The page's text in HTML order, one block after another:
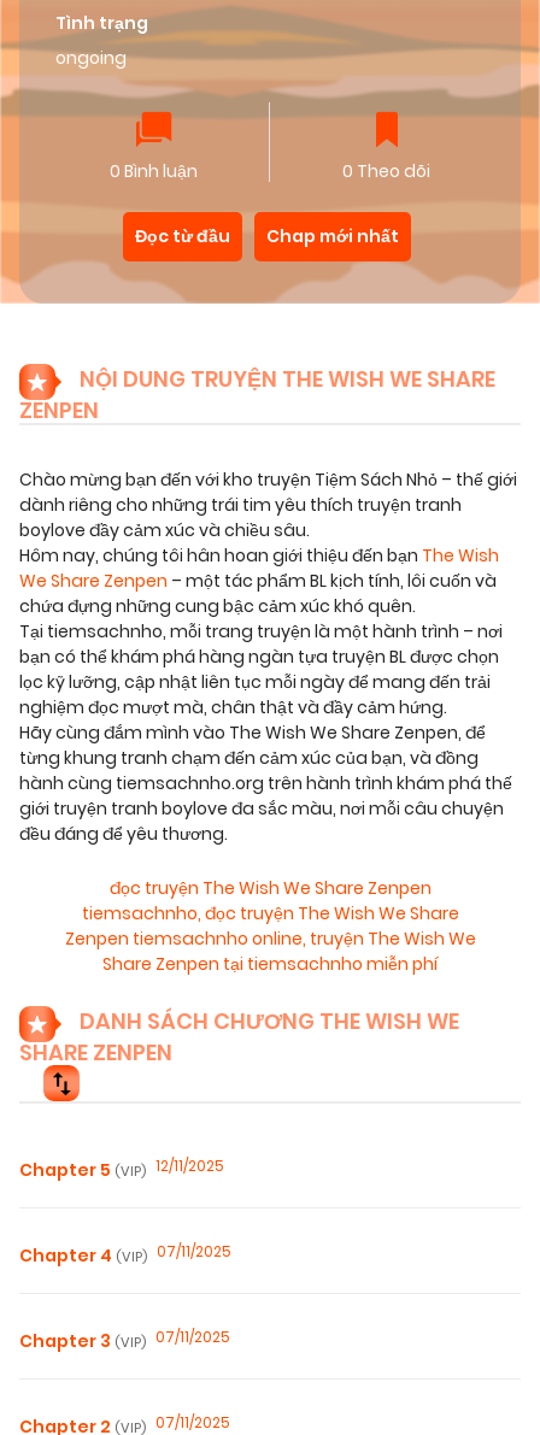
Tình trạng
ongoing
0 Bình luận 0 Theo dõi
Đọc từ đầu Chap mới nhất
NỘI DUNG TRUYỆN THE WISH WE SHARE
ZENPEN
Chào mừng bạn đến với kho truyện Tiệm Sách Nhỏ – thế giới
dành riêng cho những trái tim yêu thích truyện tranh
boylove đầy cảm xúc và chiều sâu.
Hôm nay, chúng tôi hân hoan giới thiệu đến bạn The Wish
We Share Zenpen – một tác phẩm BL kịch tính, lôi cuốn và
chứa đựng những cung bậc cảm xúc khó quên.
Tại tiemsachnho, mỗi trang truyện là một hành trình – nơi
bạn có thể khám phá hàng ngàn tựa truyện BL được chọn
lọc kỹ lưỡng, cập nhật liên tục mỗi ngày để mang đến trải
nghiệm đọc mượt mà, chân thật và đầy cảm hứng.
Hãy cùng đắm mình vào The Wish We Share Zenpen, để
từng khung tranh chạm đến cảm xúc của bạn, và đồng
hành cùng tiemsachnho.org trên hành trình khám phá thế
giới truyện tranh boylove đa sắc màu, nơi mỗi câu chuyện
đều đáng để yêu thương.
đọc truyện The Wish We Share Zenpen
tiemsachnho, đọc truyện The Wish We Share
Zenpen tiemsachnho online, truyện The Wish We
Share Zenpen tại tiemsachnho miễn phí
DANH SÁCH CHƯƠNG THE WISH WE
SHARE ZENPEN
Chapter 5 (VIP) 12/11/2025
Chapter 4 (VIP) 07/11/2025
Chapter 3 (VIP) 07/11/2025
Chapter 2 (VIP) 07/11/2025